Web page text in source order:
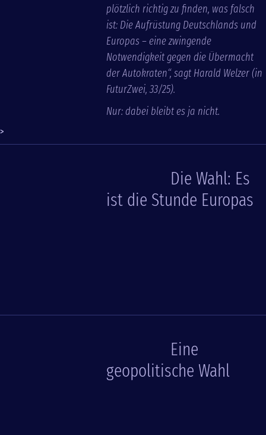
plötzlich richtig zu finden, was falsch
ist: Die Aufrüstung Deutschlands und
Europas – eine zwingende
Notwendigkeit gegen die Übermacht
der Autokraten“, sagt Harald Welzer (in
FuturZwei, 33/25).
Nur: dabei bleibt es ja nicht.
>
Die Wahl: Es
ist die Stunde Europas
Eine
geopolitische Wahl